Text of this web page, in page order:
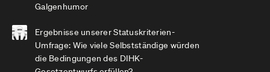
Galgenhumor
Ergebnisse unserer Statuskriterien-
Umfrage: Wie viele Selbstständige würden
die Bedingungen des DIHK-